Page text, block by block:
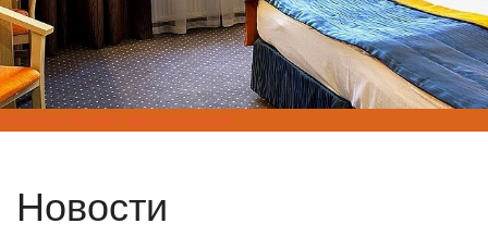
Система онлайн-бронирования
Новости